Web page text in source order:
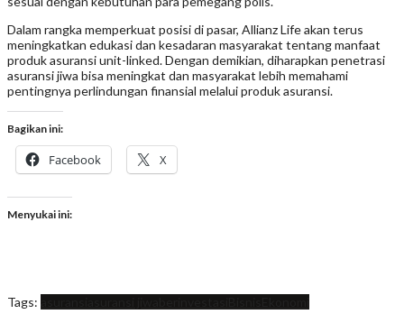
Dalam rangka memperkuat posisi di pasar, Allianz Life akan terus
meningkatkan edukasi dan kesadaran masyarakat tentang manfaat
produk asuransi unit-linked. Dengan demikian, diharapkan penetrasi
asuransi jiwa bisa meningkat dan masyarakat lebih memahami
pentingnya perlindungan finansial melalui produk asuransi.
Bagikan ini:
Facebook X
Menyukai ini:
Tags: